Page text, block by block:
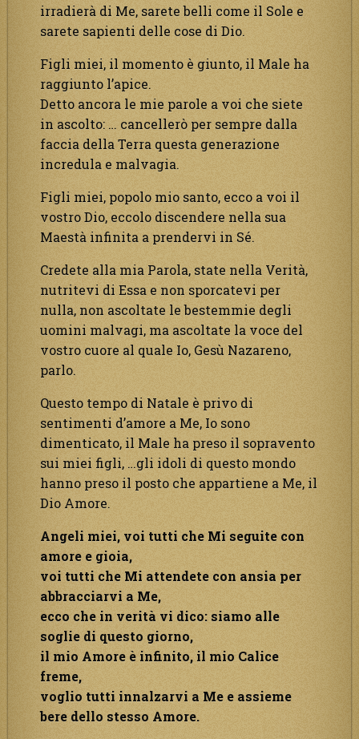
irradierà di Me, sarete belli come il Sole e
sarete sapienti delle cose di Dio.
Figli miei, il momento è giunto, il Male ha
raggiunto l’apice.
Detto ancora le mie parole a voi che siete
in ascolto: … cancellerò per sempre dalla
faccia della Terra questa generazione
incredula e malvagia.
Figli miei, popolo mio santo, ecco a voi il
vostro Dio, eccolo discendere nella sua
Maestà infinita a prendervi in Sé.
Credete alla mia Parola, state nella Verità,
nutritevi di Essa e non sporcatevi per
nulla, non ascoltate le bestemmie degli
uomini malvagi, ma ascoltate la voce del
vostro cuore al quale Io, Gesù Nazareno,
parlo.
Questo tempo di Natale è privo di
sentimenti d’amore a Me, Io sono
dimenticato, il Male ha preso il sopravento
sui miei figli, …gli idoli di questo mondo
hanno preso il posto che appartiene a Me, il
Dio Amore.
Angeli miei, voi tutti che Mi seguite con
amore e gioia,
voi tutti che Mi attendete con ansia per
abbracciarvi a Me,
ecco che in verità vi dico: siamo alle
soglie di questo giorno,
il mio Amore è infinito, il mio Calice
freme,
voglio tutti innalzarvi a Me e assieme
bere dello stesso Amore.